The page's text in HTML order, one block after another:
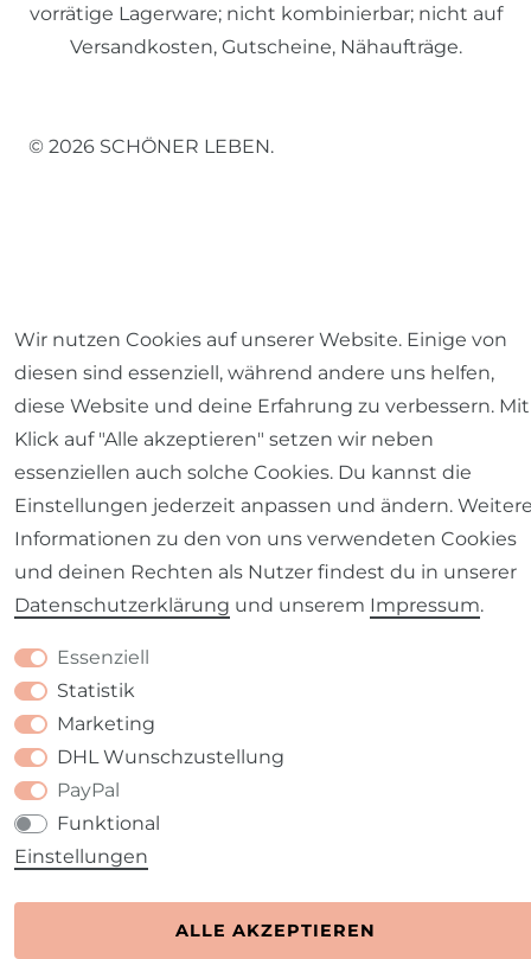
vorrätige Lagerware; nicht kombinierbar; nicht auf
Versandkosten, Gutscheine, Nähaufträge.
© 2026 SCHÖNER LEBEN.
Barrierefreiheitserklärung Widerrufs­recht
VERTRAG WIDERRUFEN Kontakt
Wir nutzen Cookies auf unserer Website. Einige von
diesen sind essenziell, während andere uns helfen,
diese Website und deine Erfahrung zu verbessern. Mit
Klick auf "Alle akzeptieren" setzen wir neben
essenziellen auch solche Cookies. Du kannst die
Einstellungen jederzeit anpassen und ändern.
Informationen zu den von uns verwendeten Cookies
und deinen Rechten als Nutzer findest du in unserer
Daten­schutz­erklärung und unserem Impressum.
Essenziell
Statistik
Marketing
DHL Wunschzustellung
PayPal
Funktional
Einstellungen
ALLE AKZEPTIEREN